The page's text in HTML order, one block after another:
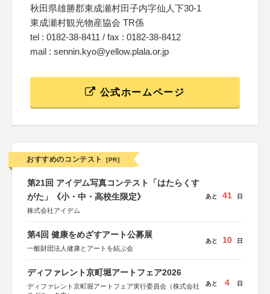
秋田県雄勝郡東成瀬村田子内字仙人下30-1
東成瀬村観光物産協会 TR係
tel : 0182-38-8411 / fax : 0182-38-8412
mail : sennin.kyo@yellow.plala.or.jp
公式ホームページ
おすすめのコンテスト [PR]
第21回 アイデム写真コンテスト「はたらくす
がた」《小・中・高校生限定》
株式会社アイデム
あと 41 日
第4回 健康をめざすアート公募展
一般財団法人健康とアートを結ぶ会
あと 10 日
ディファレント京町堀アートフェア2026
ディファレント京町堀アートフェア実行委員会（株式会社
あと 4 日